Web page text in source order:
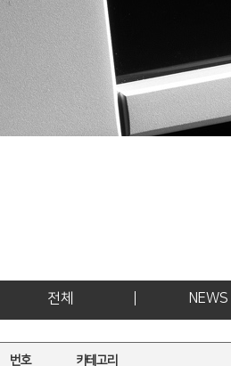
전체 NEWS
번호 카테고리